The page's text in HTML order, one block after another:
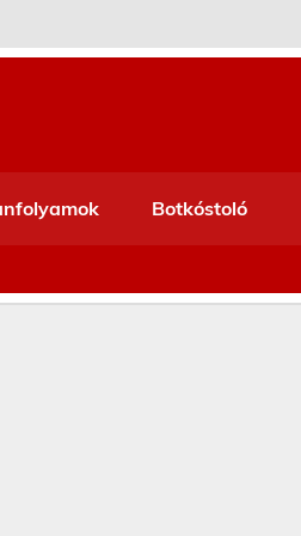
Botkóstoló